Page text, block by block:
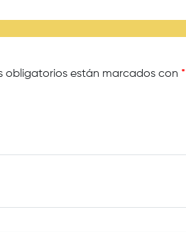
obligatorios están marcados con *